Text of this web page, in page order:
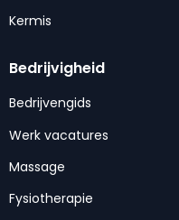
Kermis
Bedrijvigheid
Bedrijvengids
Werk vacatures
Massage
Fysiotherapie